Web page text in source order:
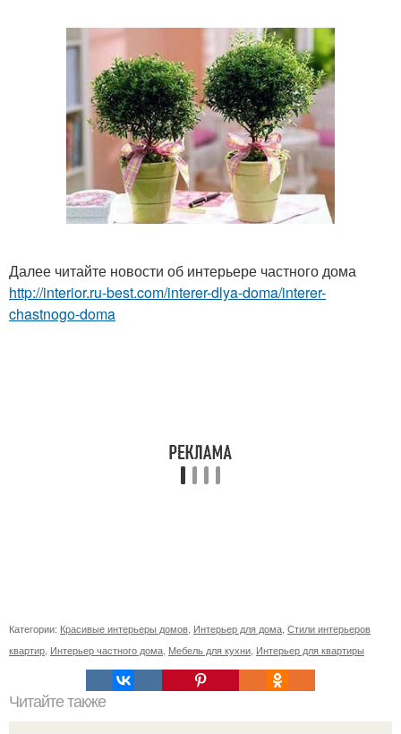
Далее читайте новости об интерьере частного дома
http://interior.ru-best.com/interer-dlya-doma/interer-
chastnogo-doma
Категории: Красивые интерьеры домов Интерьер для дома Стили интерьеров
квартир Интерьер частного дома Мебель для кухни Интерьер для квартиры
Читайте также